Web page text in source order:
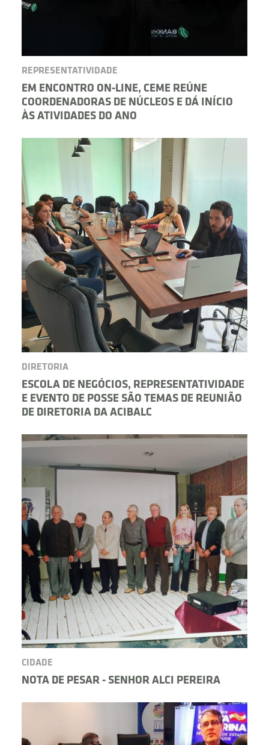
REPRESENTATIVIDADE
EM ENCONTRO ON-LINE, CEME REÚNE
COORDENADORAS DE NÚCLEOS E DÁ INÍCIO
ÀS ATIVIDADES DO ANO
DIRETORIA
ESCOLA DE NEGÓCIOS, REPRESENTATIVIDADE
E EVENTO DE POSSE SÃO TEMAS DE REUNIÃO
DE DIRETORIA DA ACIBALC
CIDADE
NOTA DE PESAR - SENHOR ALCI PEREIRA